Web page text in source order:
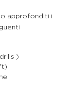
approfonditi i
)